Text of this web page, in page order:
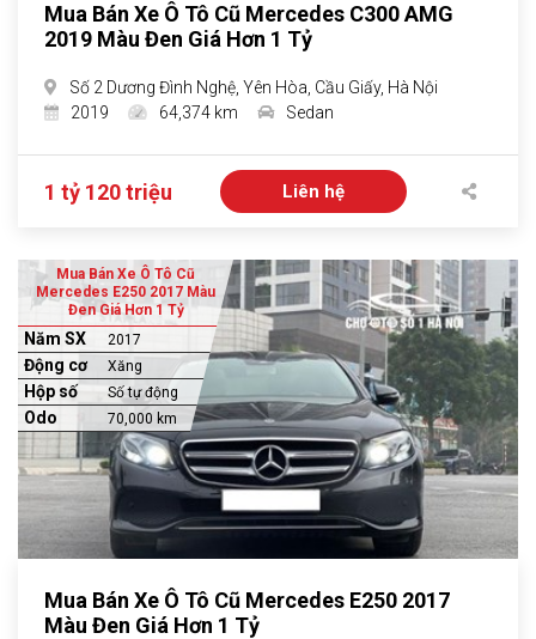
Mua Bán Xe Ô Tô Cũ Mercedes C300 AMG
2019 Màu Đen Giá Hơn 1 Tỷ
Số 2 Dương Đình Nghệ, Yên Hòa, Cầu Giấy, Hà Nội
2019
64,374 km Sedan
1 tỷ 120 triệu Liên hệ
Mua Bán Xe Ô Tô Cũ
Mercedes E250 2017 Màu
Đen Giá Hơn 1 Tỷ
Năm SX 2017
Động cơ Xăng
Hộp số Số tự động
Odo 70,000 km
Mua Bán Xe Ô Tô Cũ Mercedes E250 2017
Màu Đen Giá Hơn 1 Tỷ